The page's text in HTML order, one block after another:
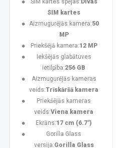
SIM kartes spējas: Divas
SIM kartes
Aizmugurējās kamera:50
MP
Priekšējā kamera:12 MP
Iekšējās glabātuves
ietilpība:256 GB
Aizmugurējās kameras
veids:Trīskāršā kamera
Priekšējās kameras
veids:Viena kamera
Ekrāns:17 cm (6.7")
Gorilla Glass
versija:Gorilla Glass